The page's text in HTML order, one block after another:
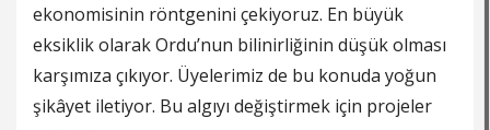
ekonomisinin röntgenini çekiyoruz. En büyük
eksiklik olarak Ordu’nun bilinirliğinin düşük olması
karşımıza çıkıyor. Üyelerimiz de bu konuda yoğun
şikâyet iletiyor. Bu algıyı değiştirmek için projeler